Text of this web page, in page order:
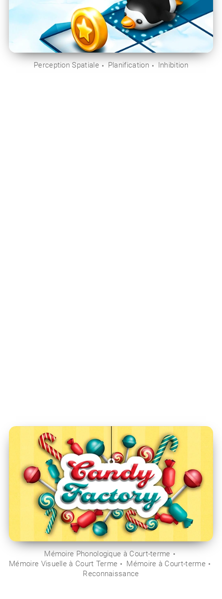
Perception Spatiale Planification Inhibition
Mémoire Phonologique à Court-terme
Mémoire Visuelle à Court Terme
Mémoire à Court-terme
Reconnaissance